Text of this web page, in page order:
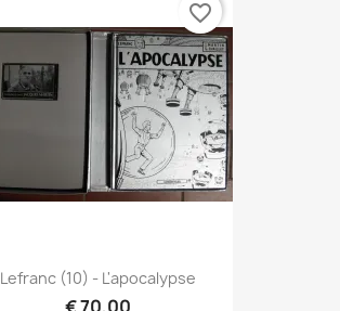
Lefranc (10) - L'apocalypse
favorite_border